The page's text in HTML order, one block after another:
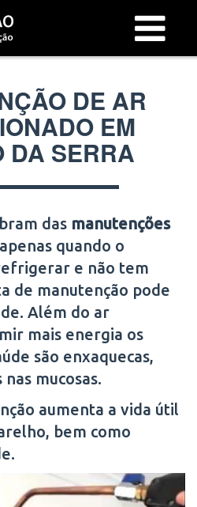
Menu
DE AR
EM
DA SERRA
das manutenções
apenas quando o
e não tem
de manutenção pode
Além do ar
mais energia os
são enxaquecas,
mucosas.
aumenta a vida útil
bem como